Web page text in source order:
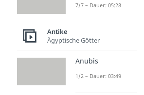
Tonscherbe
ritzten die Bürger
Person ein, die sie
7/7 – Dauer: 05:28
Antike
Ägyptische Götter
Anubis
1/2 – Dauer: 03:49